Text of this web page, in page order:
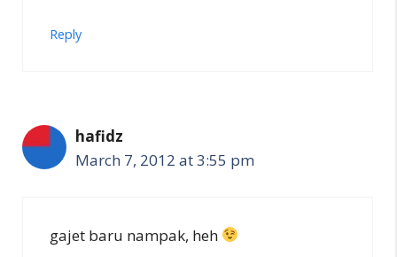
Reply
hafidz
March 7, 2012 at 3:55 pm
gajet baru nampak, heh